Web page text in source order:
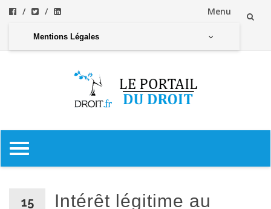
Menu
Mentions Légales
Intérêt légitime au
15